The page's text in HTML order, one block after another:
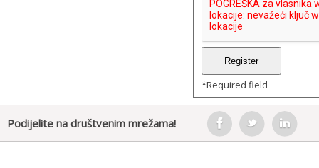
*Required field
Podijelite na društvenim mrežama!